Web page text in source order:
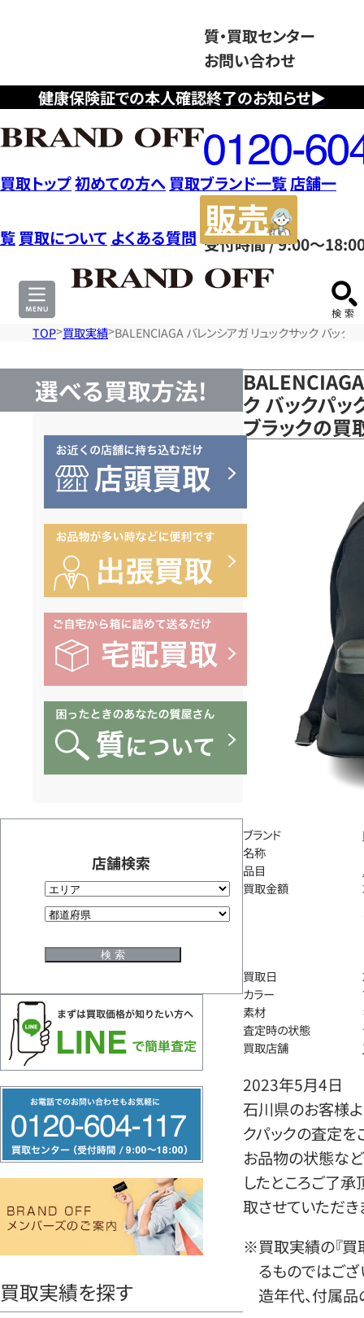
健康保険証での本人確認終了のお知らせ▶
質・買取センター
お問い合わせ
フ
リ
ー
ダ
イ
ヤ
ル
0120604117
受付時間 / 9:00～
買取トップ初めての方へ 買取ブランド一覧店舗一
覧 買取について よくある質問
サ
TOP 買取実績 BALENCIAGA バレンシアガ リュックサック バック
選べる買取方法!
店舗検索
リ
ー
ヤ
買取実績を探す
ク バックパッ
ブラックの買
ブランド
名称
品目
買取金額
買取日
カラー
素材
査定時の状態
買取店舗
2023年5月4日
石川県のお客様よ
クパックの査定を
お品物の状態など
したところご了
取させていただき
※買取実績の『買
るものではござ
造年代、付属品